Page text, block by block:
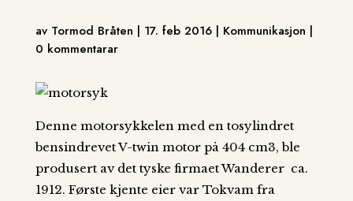
av Tormod Bråten | 17. feb 2016 | Kommunikasjon |
0 kommentarar
Denne motorsykkelen med en tosylindret
bensindrevet V-twin motor på 404 cm3, ble
produsert av det tyske firmaet Wanderer ca.
1912. Første kjente eier var Tokvam fra